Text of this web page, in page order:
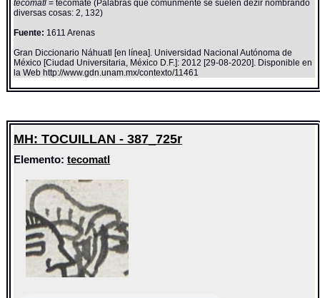
tecomatl= tecomate (Palabras que comunmente se suelen dezir nombrando
diversas cosas: 2, 132)
Fuente: 1611 Arenas
Gran Diccionario Náhuatl [en línea]. Universidad Nacional Autónoma de
México [Ciudad Universitaria, México D.F.]: 2012 [29-08-2020]. Disponible en
la Web http://www.gdn.unam.mx/contexto/11461
MH: TOCUILLAN - 387_725r
Elemento:tecomatl